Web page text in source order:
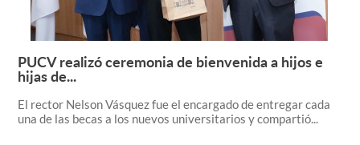
Leer más +
PUCV realizó ceremonia de bienvenida a hijos e
hijas de...
El rector Nelson Vásquez fue el encargado de entregar cada
una de las becas a los nuevos universitarios y compartió...